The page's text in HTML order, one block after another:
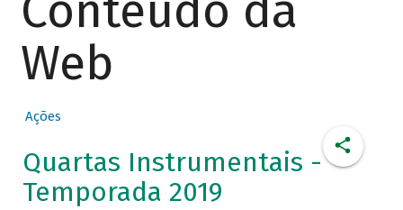
Web
Ações
Quartas Instrumentais -
Temporada 2019